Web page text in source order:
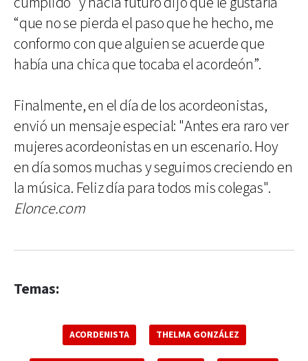
“que no se pierda el paso que he hecho, me
conformo con que alguien se acuerde que
había una chica que tocaba el acordeón”.
Finalmente, en el día de los acordeonistas,
envió un mensaje especial: "Antes era raro ver
mujeres acordeonistas en un escenario. Hoy
en día somos muchas y seguimos creciendo en
la música. Feliz día para todos mis colegas".
Elonce.com
Temas:
ACORDENISTA THELMA GONZÁLEZ